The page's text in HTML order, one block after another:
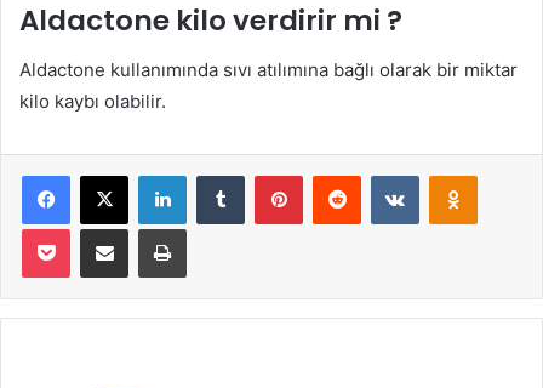
Aldactone kilo verdirir mi ?
Aldactone kullanımında sıvı atılımına bağlı olarak bir miktar
kilo kaybı olabilir.
Facebook
X LinkedInTumblr PinterestReddit VKontakte
Pocket E-Posta ile paylaş Yazdır